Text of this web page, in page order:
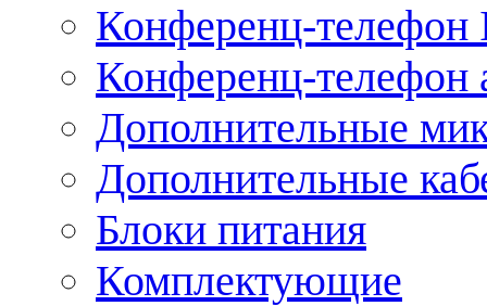
Конференц-телефон
Конференц-телефон
Дополнительные
Дополнительные
Блоки питания
Комплектующие